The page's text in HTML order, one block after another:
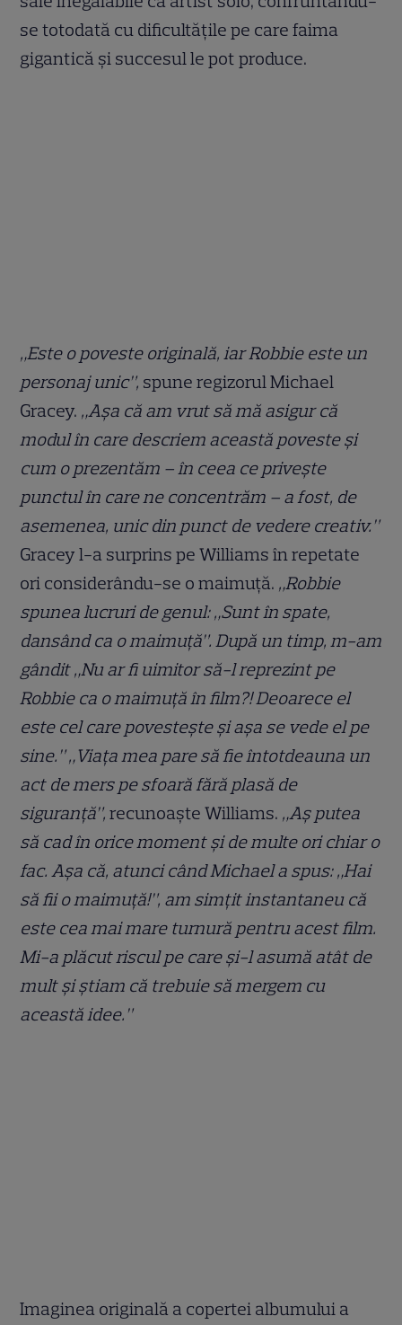
se totodată cu dificultăţile pe care faima
gigantică și succesul le pot produce.
„Este o poveste originală, iar Robbie este un
personaj unic”, spune regizorul Michael
Gracey. „Așa că am vrut să mă asigur că
modul în care descriem această poveste și
cum o prezentăm ​​– în ceea ce privește
punctul în care ne concentrăm – a fost, de
asemenea, unic din punct de vedere creativ.”
Gracey l-a surprins pe Williams în repetate
ori considerându-se o maimuță. „Robbie
spunea lucruri de genul: „Sunt în spate,
dansând ca o maimuță”. După un timp, m-am
gândit „Nu ar fi uimitor să-l reprezint pe
Robbie ca o maimuță în film?! Deoarece el
este cel care povestește și așa se vede el pe
sine.” „Viața mea pare să fie întotdeauna un
act de mers pe sfoară fără plasă ​de
siguranță”, recunoaște Williams. „Aș putea
să cad în orice moment și de multe ori chiar o
fac. Așa că, atunci când Michael a spus: „Hai
să fii o maimuță!”, am simțit instantaneu că
este cea mai mare turnură pentru acest film.
Mi-a plăcut riscul pe care și-l asumă atât de
mult și știam că trebuie să mergem cu
această idee.”
Imaginea originală a copertei albumului a